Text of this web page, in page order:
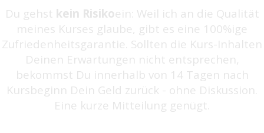
Du gehst kein Risikoein: Weil ich an die Qualität
meines Kurses glaube, gibt es eine 100%ige
Zufriedenheitsgarantie. Sollten die Kurs-Inhalten
Deinen Erwartungen nicht entsprechen,
bekommst Du innerhalb von 14 Tagen nach
Kursbeginn Dein Geld zurück - ohne Diskussion.
Eine kurze Mitteilung genügt.